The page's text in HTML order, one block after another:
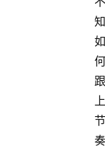
知
如
何
跟
上
节
奏